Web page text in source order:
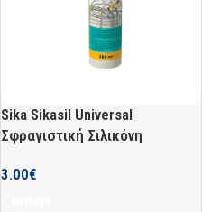
Sika Sikasil Universal
Σφραγιστική Σιλικόνη
3.00€